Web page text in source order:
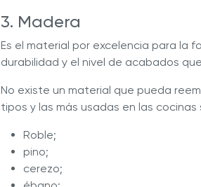
3. Madera
Es el material por excelencia para la
durabilidad y el nivel de acabados
No existe un material que pueda
tipos y las más usadas en las cocinas
Roble;
pino;
cerezo;